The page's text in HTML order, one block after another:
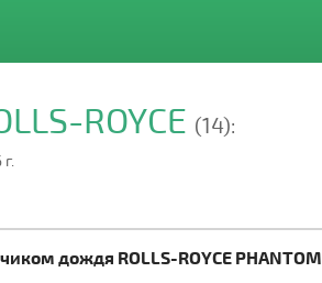
ROYCE (14):
дождя ROLLS-ROYCE PHANTOM